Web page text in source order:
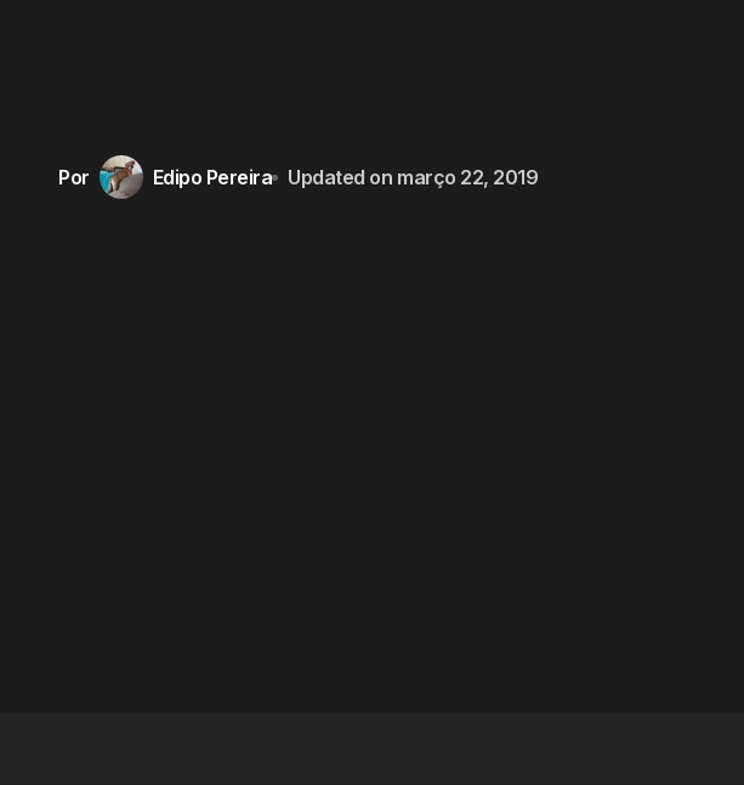
Por Edipo Pereira Updated on março 22, 2019